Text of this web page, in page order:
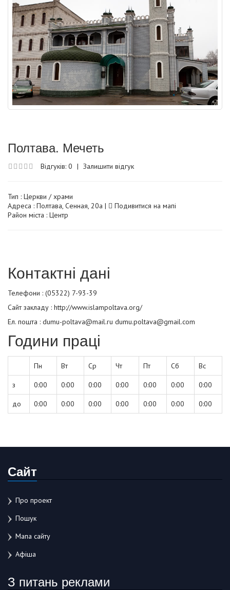
Полтава. Мечеть
Відгуків: 0 | Залишити відгук
Тип : Церкви / храми
Адреса : Полтава, Сенная, 20а |
Подивитися на мапі
Район міста : Центр
Контактні дані
Телефони : (05322) 7-93-39
Сайт закладу : http://www.islampoltava.org/
Ел. пошта : dumu-poltava@mail.ru dumu.poltava@gmail.com
Години праці
Пн Вт Ср Чт Пт Сб Вс
з 0:00 0:00 0:00 0:00 0:00 0:00 0:00
до 0:00 0:00 0:00 0:00 0:00 0:00 0:00
Сайт
Про проект
Пошук
Мапа сайту
Афіша
З питань реклами